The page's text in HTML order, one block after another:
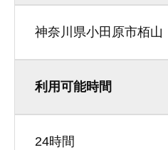
神奈川県小田原市栢山
利用可能時間
24時間